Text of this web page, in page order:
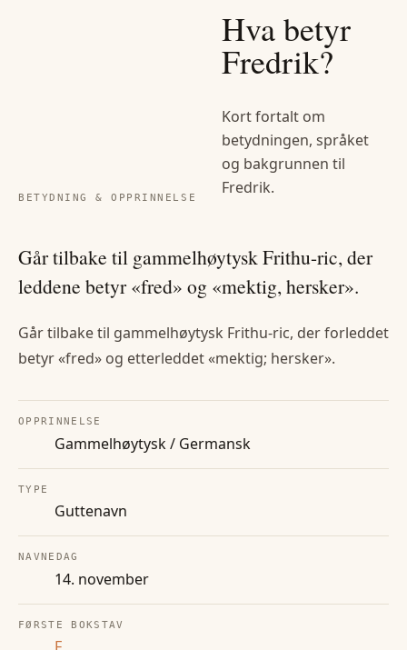
BETYDNING & OPPRINNELSE
Hva betyr
Fredrik?
Kort fortalt om
betydningen, språket
og bakgrunnen til
Fredrik.
Går tilbake til gammelhøytysk Frithu-ric, der
leddene betyr «fred» og «mektig, hersker».
Går tilbake til gammelhøytysk Frithu-ric, der forleddet
betyr «fred» og etterleddet «mektig; hersker».
OPPRINNELSE
Gammelhøytysk / Germansk
TYPE
Guttenavn
NAVNEDAG
14. november
FØRSTE BOKSTAV